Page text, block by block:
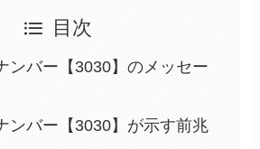
目次
ンバー【3030】のメッセー
ンバー【3030】が示す前兆